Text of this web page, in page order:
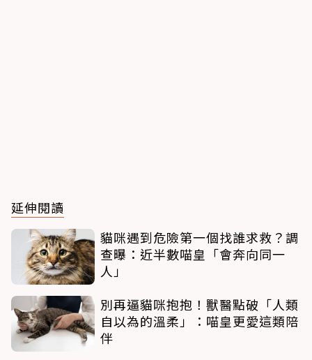
延伸閱讀
貓咪遇到危險第一個找誰求救？調
查曝：近半數喵皇「會奔向同一
人」
別再逼貓咪抱抱！獸醫點破「人類
自以為的溫柔」：喵皇更愛這類陪
伴